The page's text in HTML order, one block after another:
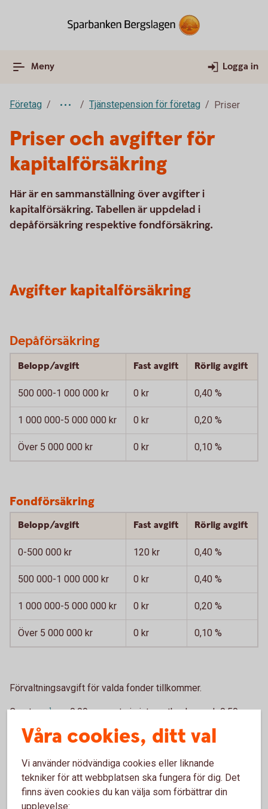
Meny Logga in
Företag Tjänstepension för företag Priser
Priser och avgifter för
kapitalförsäkring
Här är en sammanställning över avgifter i
kapitalförsäkring. Tabellen är uppdelad i
depåförsäkring respektive fondförsäkring.
Avgifter kapitalförsäkring
Depåförsäkring
Belopp/avgift Fast avgift Rörlig avgift
500 000-1 000 000 kr 0 kr 0,40 %
1 000 000-5 000 000 kr 0 kr 0,20 %
Över 5 000 000 kr 0 kr 0,10 %
Fondförsäkring
Belopp/avgift Fast avgift Rörlig avgift
0-500 000 kr 120 kr 0,40 %
500 000-1 000 000 kr 0 kr 0,40 %
1 000 000-5 000 000 kr 0 kr 0,20 %
Över 5 000 000 kr 0 kr 0,10 %
Förvaltningsavgift för valda fonder tillkommer.
Courtage 1om 0,09 procent via internetbanken och 0,50
procent på bankkontor eller via Kundcenter.
Ingen försäkringsavgift för innehav överstigande 500 000
kr i följande utvalda fondportföljer.
Swedbank Roburs Private Banking-portföljer
Indecap Fondguide Bas och Offensiv (Sparbankerna)
Våra cookies, ditt val
Vi använder nödvändiga cookies eller liknande
tekniker för att webbplatsen ska fungera för dig. Det
finns även cookies du kan välja som förbättrar din
upplevelse: